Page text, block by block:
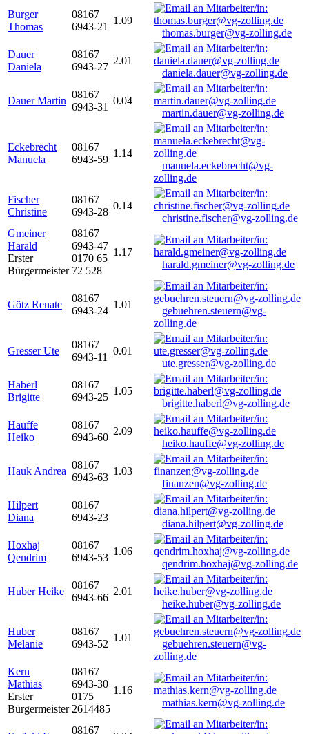
Burger
Thomas
08167
6943-21
1.09
thomas.burger@vg-zolling.de
Dauer
Daniela
08167
6943-27
2.01
daniela.dauer@vg-zolling.de
Dauer Martin
08167
6943-31
0.04
martin.dauer@vg-zolling.de
Eckebrecht
Manuela
08167
6943-59
1.14
manuela.eckebrecht@vg-
zolling.de
Fischer
Christine
08167
6943-28
0.14
christine.fischer@vg-zolling.de
Gmeiner
Harald
Erster
Bürgermeister
08167
6943-47
0170 65
72 528
1.17
harald.gmeiner@vg-zolling.de
Götz Renate
08167
6943-24
1.01
gebuehren.steuern@vg-
zolling.de
Gresser Ute
08167
6943-11
0.01
ute.gresser@vg-zolling.de
Haberl
Brigitte
08167
6943-25
1.05
brigitte.haberl@vg-zolling.de
Hauffe
Heiko
08167
6943-60
2.09
heiko.hauffe@vg-zolling.de
Hauk Andrea
08167
6943-63
1.03
finanzen@vg-zolling.de
Hilpert
Diana
08167
6943-23
diana.hilpert@vg-zolling.de
Hoxhaj
Qendrim
08167
6943-53
1.06
qendrim.hoxhaj@vg-zolling.de
Huber Heike
08167
6943-66
2.01
heike.huber@vg-zolling.de
Huber
Melanie
08167
6943-52
1.01
gebuehren.steuern@vg-
zolling.de
Kern
Mathias
Erster
Bürgermeister
08167
6943-30
0175
2614485
1.16
mathias.kern@vg-zolling.de
08167